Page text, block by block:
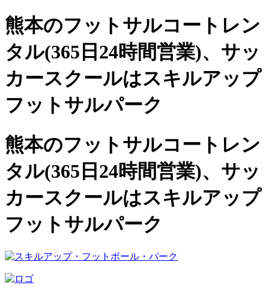
熊本のフットサルコートレン
タル(365日24時間営業)、 サッ
カースクールはスキルアップ
フットサルパーク
熊本のフットサルコートレン
タル(365日24時間営業)、サッ
カースクールはスキルアップ
フットサルパーク